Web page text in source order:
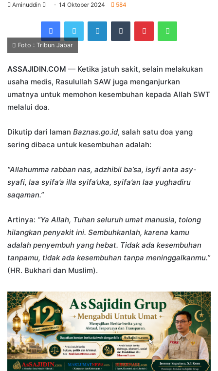
Aminuddin
Send
email
14 Oktober 2024 584
FacebookTwitterLinkedInTumblrPinterestWhatsApp
Foto : Tribun Jabar
ASSAJIDIN.COM — Ketika jatuh sakit, selain melakukan
usaha medis, Rasulullah SAW juga menganjurkan
umatnya untuk memohon kesembuhan kepada Allah SWT
melalui doa.
Dikutip dari laman Baznas.go.id, salah satu doa yang
sering dibaca untuk kesembuhan adalah:
“Allahumma rabban nas, adzhibil ba’sa, isyfi anta asy-
syafi, laa syifa’a illa syifa’uka, syifa’an laa yughadiru
saqaman.”
Artinya: “Ya Allah, Tuhan seluruh umat manusia, tolong
hilangkan penyakit ini. Sembuhkanlah, karena kamu
adalah penyembuh yang hebat. Tidak ada kesembuhan
tanpamu, tidak ada kesembuhan tanpa meninggalkanmu.”
(HR. Bukhari dan Muslim).